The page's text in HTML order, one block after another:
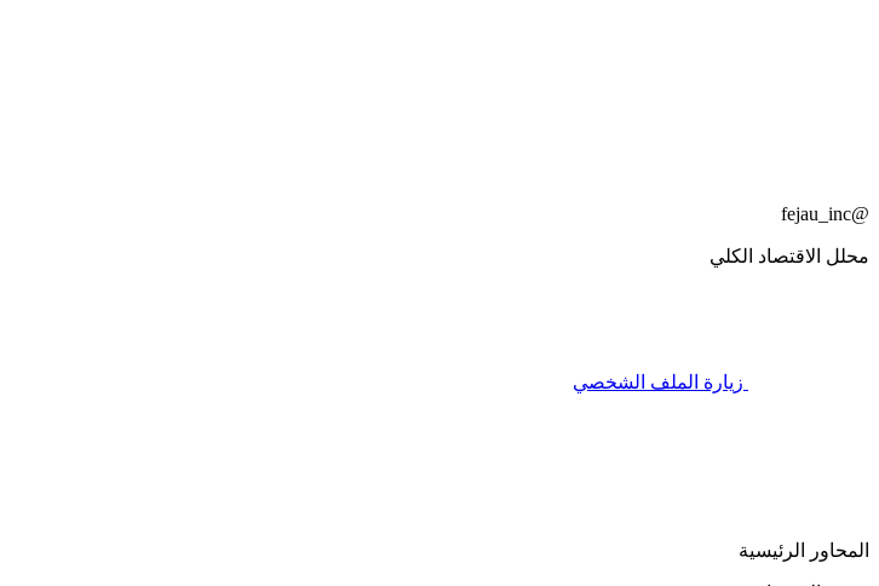
@fejau_inc
محلل الاقتصاد الكلي
زيارة الملف الشخصي
المحاور الرئيسية